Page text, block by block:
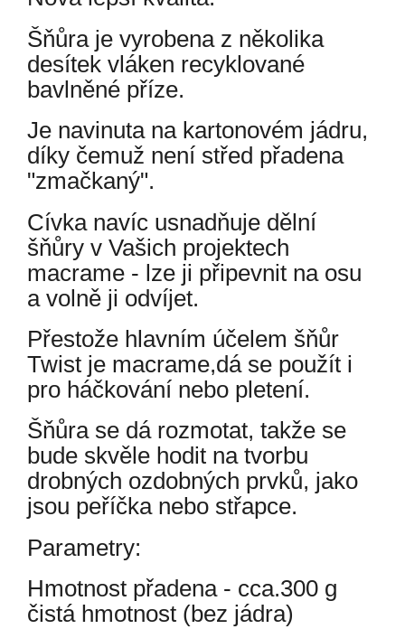
Šňůra je vyrobena z několika
desítek vláken recyklované
bavlněné příze.
Je navinuta na kartonovém jádru,
díky čemuž není střed přadena
"zmačkaný".
Cívka navíc usnadňuje dělní
šňůry v Vašich projektech
macrame - lze ji připevnit na osu
a volně ji odvíjet.
Přestože hlavním účelem šňůr
Twist je macrame,dá se použít i
pro háčkování nebo pletení.
Šňůra se dá rozmotat, takže se
bude skvěle hodit na tvorbu
drobných ozdobných prvků, jako
jsou peříčka nebo střapce.
Parametry:
Hmotnost přadena - cca.300 g
čistá hmotnost (bez jádra)